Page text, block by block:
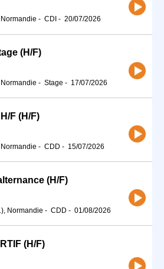
- CDI - 20/07/2026
(H/F)
- Stage - 17/07/2026
F (H/F)
- CDD - 15/07/2026
(H/F)
Normandie - CDD - 01/08/2026
(H/F)